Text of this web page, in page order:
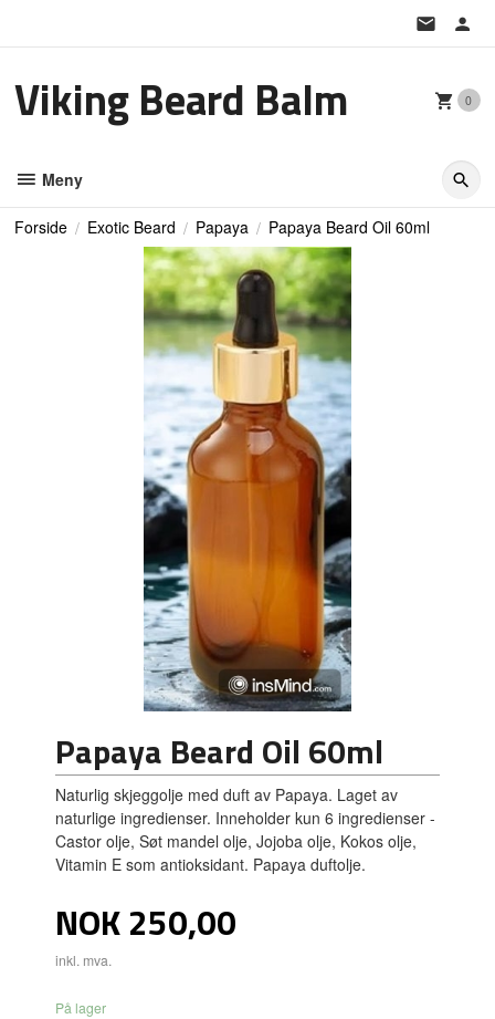
Viking Beard Balm 0
Meny
Forside Exotic Beard Papaya Papaya Beard Oil 60ml
Papaya Beard Oil 60ml
Naturlig skjeggolje med duft av Papaya. Laget av
naturlige ingredienser. Inneholder kun 6 ingredienser -
Castor olje, Søt mandel olje, Jojoba olje, Kokos olje,
Vitamin E som antioksidant. Papaya duftolje.
Pris
NOK250,00
inkl. mva.
På lager